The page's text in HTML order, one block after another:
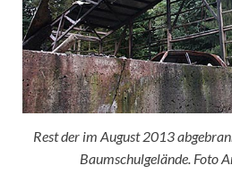
Rest der im August 2013
Baumschulgelände. Foto